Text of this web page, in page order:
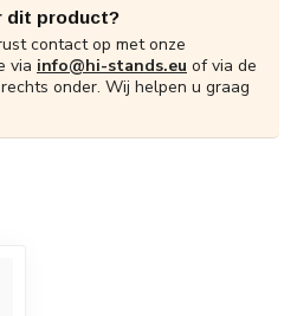
dit product?
contact op met onze
via info@hi-stands.eu of via de
rechts onder. Wij helpen u graag